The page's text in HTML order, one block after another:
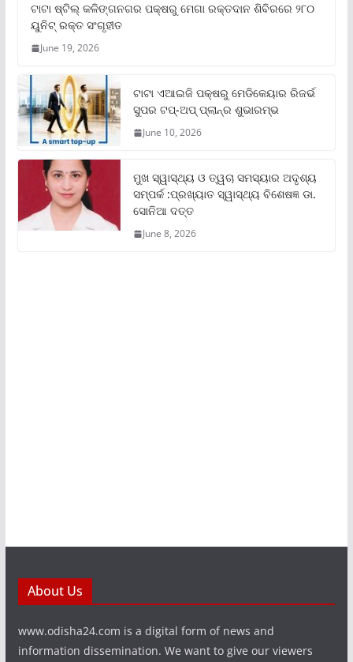
ଟାଟା ଷ୍ଟିଲ୍‌ କଳିଙ୍ଗନଗର ପକ୍ଷରୁ ମେଗା ରକ୍ତଦାନ ଶିବିରରେ ୨୮୦
ୟୁନିଟ୍‌ ରକ୍ତ ସଂଗୃହୀତ
June 19, 2026
ଟାଟା ଏଆଇଜି ପକ୍ଷରୁ ମେଡିକେୟାର ରିଜର୍ଭ
ସୁପର ଟପ୍‌-ଅପ୍ ପ୍ଲାନ୍‌ର ଶୁଭାରମ୍ଭ
June 10, 2026
ମୁଖ ସ୍ୱାସ୍ଥ୍ୟ ଓ ତ୍ୱଚା ସମସ୍ୟାର ଅଦୃଶ୍ୟ
ସମ୍ପର୍କ :ପ୍ରଖ୍ୟାତ ସ୍ୱାସ୍ଥ୍ୟ ବିଶେଷଜ୍ଞ ଡା.
ସୋନିଆ ଦତ୍ତ
June 8, 2026
About Us
www.odisha24.com is a digital form of news and
information dissemination. We want to give our viewers